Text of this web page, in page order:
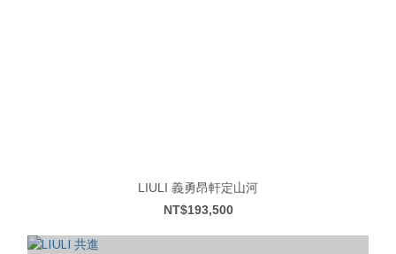
LIULI 義勇昂軒定山河
NT$193,500